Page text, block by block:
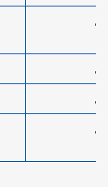
да
да
да
да